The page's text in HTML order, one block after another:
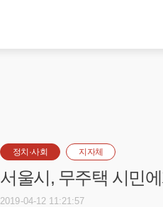
정치·사회 지자체
서울시, 무주택 시민
2019-04-12 11:21:57